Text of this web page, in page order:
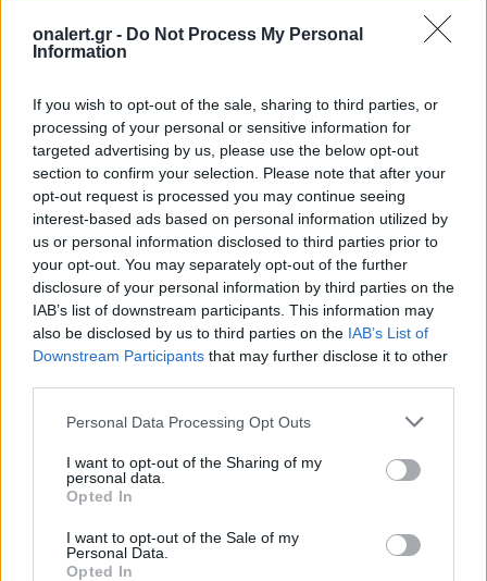
onalert.gr - Do Not Process My Personal
Information
If you wish to opt-out of the sale, sharing to third parties, or
processing of your personal or sensitive information for
targeted advertising by us, please use the below opt-out
section to confirm your selection. Please note that after your
opt-out request is processed you may continue seeing
interest-based ads based on personal information utilized by
us or personal information disclosed to third parties prior to
your opt-out. You may separately opt-out of the further
disclosure of your personal information by third parties on the
IAB’s list of downstream participants. This information may
also be disclosed by us to third parties on the IAB’s List of
Downstream Participants that may further disclose it to other
Personal Data Processing Opt Outs
I want to opt-out of the Sharing of my
personal data.
Opted In
I want to opt-out of the Sale of my
Personal Data.
Opted In
Διάβασε επίσης
Ακολουθήστε το onalert.gr στοGoogle
Newsκαι μάθετε πρώτοι όλες τις ειδήσεις
για την άμυνα.
ΓΕΝ ΓΕΣ ΔΕΘ
ΕΝΟΠΛΕΣ ΔΥΝΑΜΕΙΣ
ΜΙΣΘΟΙ ΣΤΡΑΤΙΩΤΙΚΩΝ
ΣΥΝΤΑΞΕΙΣ